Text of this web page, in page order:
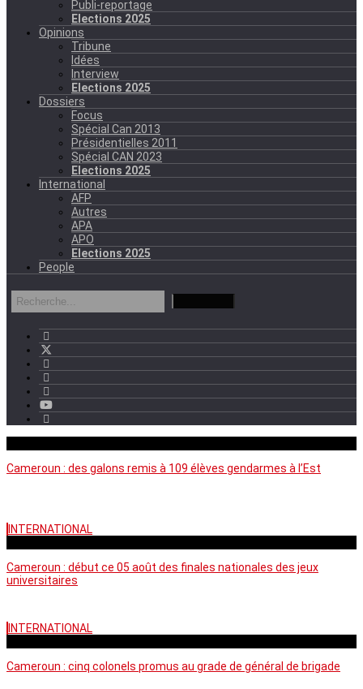
Publi-reportage
Elections 2025
Opinions
Tribune
Idées
Interview
Elections 2025
Dossiers
Focus
Spécial Can 2013
Présidentielles 2011
Spécial CAN 2023
Elections 2025
International
AFP
Autres
APA
APO
Elections 2025
People
Cameroun : des galons remis à 109 élèves gendarmes à l’Est
INTERNATIONAL
Cameroun : début ce 05 août des finales nationales des jeux
universitaires
INTERNATIONAL
Cameroun : cinq colonels promus au grade de général de brigade